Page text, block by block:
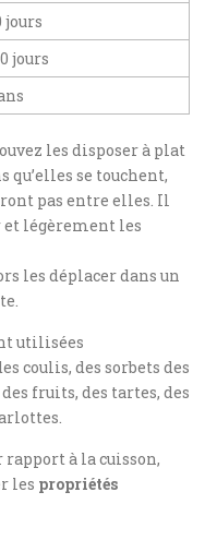
jours
jours
les disposer à plat
qu’elles se touchent,
pas entre elles. Il
et légèrement les
les déplacer dans un
utilisées
coulis, des sorbets des
fruits, des tartes, des
rapport à la cuisson,
les propriétés